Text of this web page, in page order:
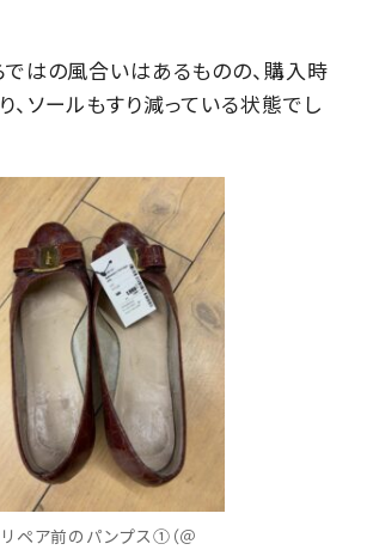
ではの風合いはあるものの、購入時
、ソールもすり減っている状態でし
リペア前のパンプス①（＠